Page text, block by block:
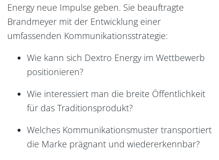
Energy neue Impulse geben. Sie beauftragte
Brandmeyer mit der Entwicklung einer
umfassenden Kommunikationsstrategie:
Wie kann sich Dextro Energy im Wettbewerb
positionieren?
Wie interessiert man die breite Öffentlichkeit
für das Traditionsprodukt?
Welches Kommunikationsmuster transportiert
die Marke prägnant und wiedererkennbar?